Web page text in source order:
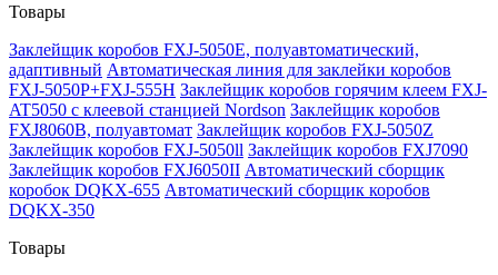
Товары
Заклейщик коробов FXJ-5050E, полуавтоматический,
адаптивный Автоматическая линия для заклейки коробов
FXJ-5050P+FXJ-555H Заклейщик коробов горячим клеем FXJ-
AT5050 с клеевой станцией Nordson Заклейщик коробов
FXJ8060B, полуавтомат Заклейщик коробов FXJ-5050Z
Заклейщик коробов FXJ-5050ll Заклейщик коробов FXJ7090
Заклейщик коробов FXJ6050II Автоматический сборщик
коробок DQKX-655 Автоматический сборщик коробов
DQKX-350
Товары